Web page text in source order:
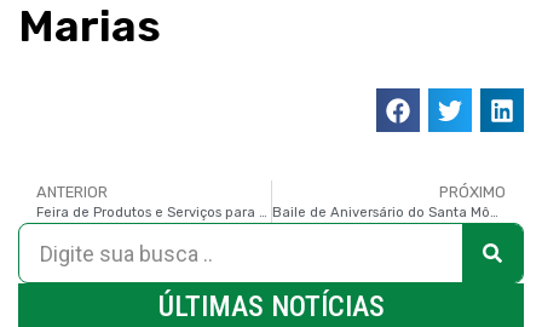
Marias
ANTERIOR
Feira de Produtos e Serviços para Festas e Eventos no Clube Curitibano
PRÓXIMO
Baile de Aniversário do Santa Mônica
ÚLTIMAS NOTÍCIAS